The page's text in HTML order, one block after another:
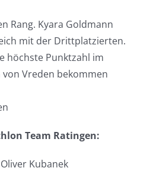
Rang. Kyara Goldmann
mit der Drittplatzierten.
höchste Punktzahl im
Vreden bekommen
Team Ratingen:
Kubanek